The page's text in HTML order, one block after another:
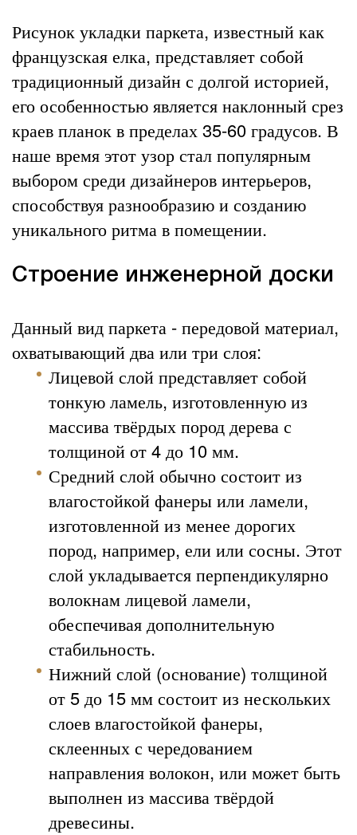
Рисунок укладки паркета, известный как
французская елка, представляет собой
традиционный дизайн с долгой историей,
его особенностью является наклонный срез
краев планок в пределах 35-60 градусов. В
наше время этот узор стал популярным
выбором среди дизайнеров интерьеров,
способствуя разнообразию и созданию
уникального ритма в помещении.
Строение инженерной доски
Данный вид паркета - передовой материал,
охватывающий два или три слоя:
Лицевой слой представляет собой
тонкую ламель, изготовленную из
массива твёрдых пород дерева с
толщиной от 4 до 10 мм.
Средний слой обычно состоит из
влагостойкой фанеры или ламели,
изготовленной из менее дорогих
пород, например, ели или сосны. Этот
слой укладывается перпендикулярно
волокнам лицевой ламели,
обеспечивая дополнительную
стабильность.
Нижний слой (основание) толщиной
от 5 до 15 мм состоит из нескольких
слоев влагостойкой фанеры,
склеенных с чередованием
направления волокон, или может быть
выполнен из массива твёрдой
древесины.